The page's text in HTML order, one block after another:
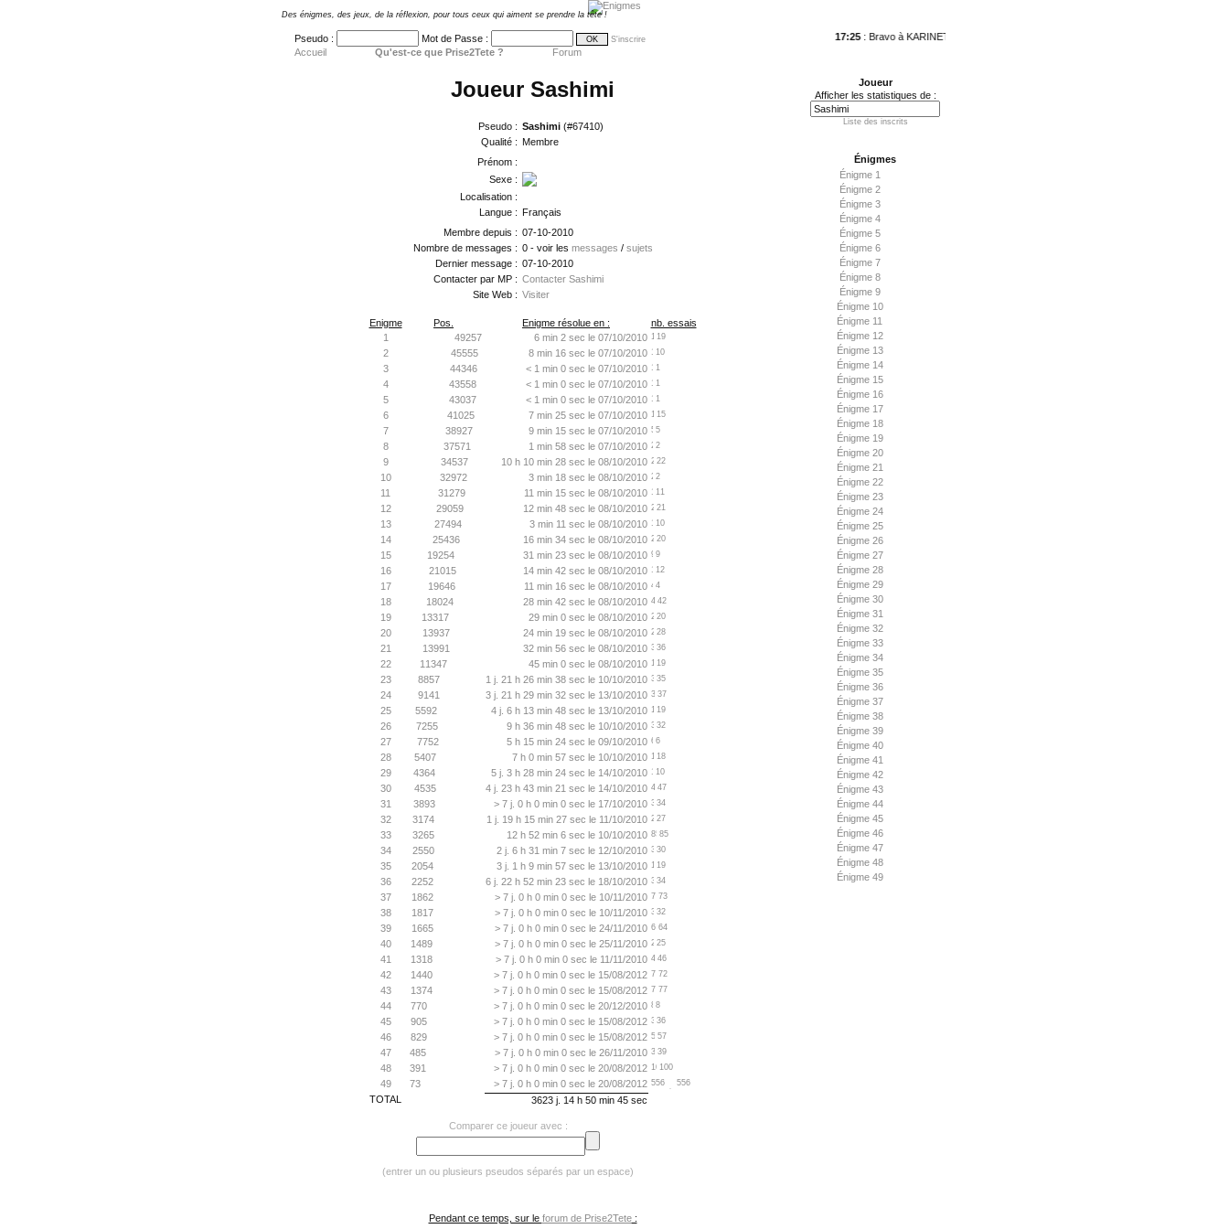
Des énigmes, des jeux, de la réflexion, pour tous ceux qui aiment se prendre la tête !
17:25: Bravo à KARINETTEDEBAES qui vient de conclure l'Énigme 17 en 5 h 21 min 5
Pseudo : Mot de Passe : S'inscrire
Accueil Qu'est-ce que Prise2Tete ? Forum
Joueur Sashimi
Pseudo : Sashimi(#67410)
Qualité : Membre
Prénom :
Sexe :
Localisation :
Langue : Français
Membre depuis : 07-10-2010
Nombre de messages : 0 - voir les messages / sujets
Dernier message : 07-10-2010
Contacter par MP : Contacter Sashimi
Site Web : Visiter
Enigme Pos. Enigme résolue en :
nb. essais
1
49257 6 min 2 sec le 07/10/2010 19
2 45555 8 min 16 sec le 07/10/2010 10
3 44346 < 1 min 0 sec le 07/10/2010 1
4 43558 < 1 min 0 sec le 07/10/2010 1
5 43037 < 1 min 0 sec le 07/10/2010 1
6 41025 7 min 25 sec le 07/10/2010 15
7 38927 9 min 15 sec le 07/10/2010 5
8 37571 1 min 58 sec le 07/10/2010 2
9 34537 10 h 10 min 28 sec le 08/10/2010 22
10 32972 3 min 18 sec le 08/10/2010 2
11 31279 11 min 15 sec le 08/10/2010 11
12 29059 12 min 48 sec le 08/10/2010 21
13 27494 3 min 11 sec le 08/10/2010 10
14 25436 16 min 34 sec le 08/10/2010 20
15 19254 31 min 23 sec le 08/10/2010 9
16 21015 14 min 42 sec le 08/10/2010 12
17 19646 11 min 16 sec le 08/10/2010 4
18 18024 28 min 42 sec le 08/10/2010 42
19 13317 29 min 0 sec le 08/10/2010 20
20 13937 24 min 19 sec le 08/10/2010 28
21 13991 32 min 56 sec le 08/10/2010 36
22 11347 45 min 0 sec le 08/10/2010 19
23 8857 1 j. 21 h 26 min 38 sec le 10/10/2010 35
24 9141 3 j. 21 h 29 min 32 sec le 13/10/2010 37
25 5592 4 j. 6 h 13 min 48 sec le 13/10/2010 19
26 7255 9 h 36 min 48 sec le 10/10/2010 32
27 7752 5 h 15 min 24 sec le 09/10/2010 6
28 5407 7 h 0 min 57 sec le 10/10/2010 18
29 4364 5 j. 3 h 28 min 24 sec le 14/10/2010 10
30 4535 4 j. 23 h 43 min 21 sec le 14/10/2010 47
31 3893 > 7 j. 0 h 0 min 0 sec le 17/10/2010 34
32 3174 1 j. 19 h 15 min 27 sec le 11/10/2010 27
33 3265 12 h 52 min 6 sec le 10/10/2010 85
34 2550 2 j. 6 h 31 min 7 sec le 12/10/2010 30
35 2054 3 j. 1 h 9 min 57 sec le 13/10/2010 19
36 2252 6 j. 22 h 52 min 23 sec le 18/10/2010 34
37 1862 > 7 j. 0 h 0 min 0 sec le 10/11/2010 73
38 1817 > 7 j. 0 h 0 min 0 sec le 10/11/2010 32
39 1665 > 7 j. 0 h 0 min 0 sec le 24/11/2010 64
40 1489 > 7 j. 0 h 0 min 0 sec le 25/11/2010 25
41 1318 > 7 j. 0 h 0 min 0 sec le 11/11/2010 46
42 1440 > 7 j. 0 h 0 min 0 sec le 15/08/2012 72
43 1374 > 7 j. 0 h 0 min 0 sec le 15/08/2012 77
44 770 > 7 j. 0 h 0 min 0 sec le 20/12/2010 8
45 905 > 7 j. 0 h 0 min 0 sec le 15/08/2012 36
46 829 > 7 j. 0 h 0 min 0 sec le 15/08/2012 57
47 485 > 7 j. 0 h 0 min 0 sec le 26/11/2010 39
48 391 > 7 j. 0 h 0 min 0 sec le 20/08/2012 100
49 73 > 7 j. 0 h 0 min 0 sec le 20/08/2012 556
TOTAL 3623 j. 14 h 50 min 45 sec
Comparer ce joueur avec :
(entrer un ou plusieurs pseudos séparés par un espace)
Pendant ce temps, sur le forum de Prise2Tete:
Joueur
Afficher les statistiques de :
Liste des inscrits
Énigmes
Énigme 1
Énigme 2
Énigme 3
Énigme 4
Énigme 5
Énigme 6
Énigme 7
Énigme 8
Énigme 9
Énigme 10
Énigme 11
Énigme 12
Énigme 13
Énigme 14
Énigme 15
Énigme 16
Énigme 17
Énigme 18
Énigme 19
Énigme 20
Énigme 21
Énigme 22
Énigme 23
Énigme 24
Énigme 25
Énigme 26
Énigme 27
Énigme 28
Énigme 29
Énigme 30
Énigme 31
Énigme 32
Énigme 33
Énigme 34
Énigme 35
Énigme 36
Énigme 37
Énigme 38
Énigme 39
Énigme 40
Énigme 41
Énigme 42
Énigme 43
Énigme 44
Énigme 45
Énigme 46
Énigme 47
Énigme 48
Énigme 49